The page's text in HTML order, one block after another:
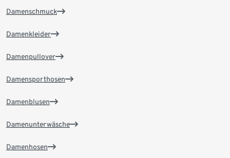
Damenschmuck
Damenkleider
Damenpullover
Damensporthosen
Damenblusen
Damenunterwäsche
Damenhosen